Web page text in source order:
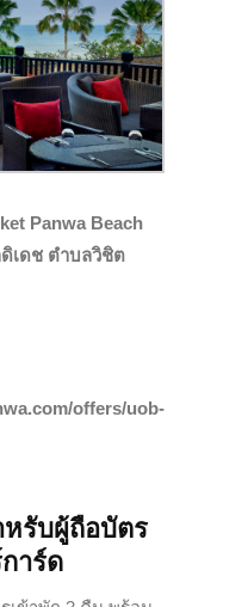
Panwa Beach
เดช ตำบลวิชิต
offers/uob-
รับผู้ถือบัตร
าร์ด